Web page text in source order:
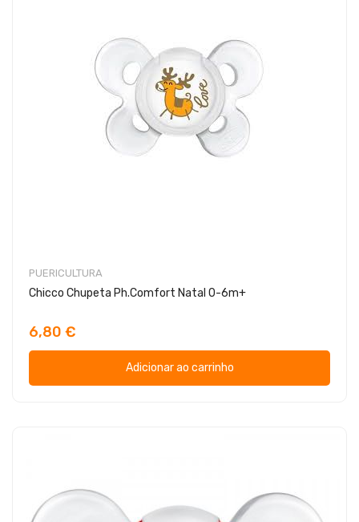
PUERICULTURA
Chicco Chupeta Ph.Comfort Natal 0-6m+
6,80 €
Adicionar ao carrinho